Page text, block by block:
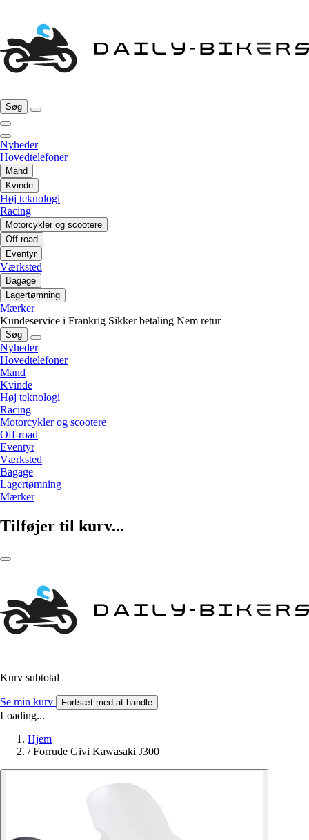
Søg
Nyheder
Hovedtelefoner
Mand
Kvinde
Høj teknologi
Racing
Motorcykler og scootere
Off-road
Eventyr
Værksted
Bagage
Lagertømning
Mærker
Kundeservice i Frankrig Sikker betaling Nem retur
Søg
Nyheder
Hovedtelefoner
Mand
Kvinde
Høj teknologi
Racing
Motorcykler og scootere
Off-road
Eventyr
Værksted
Bagage
Lagertømning
Mærker
Tilføjer til kurv...
Kurv subtotal
Se min kurv Fortsæt med at handle
Loading...
Hjem
/ Forrude Givi Kawasaki J300